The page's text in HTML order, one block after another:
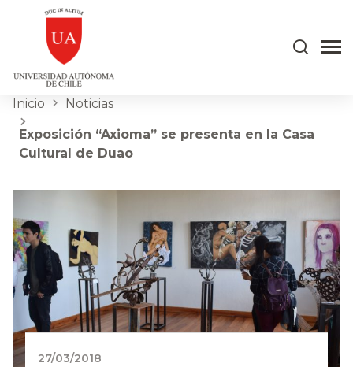
Inicio Noticias
Exposición “Axioma” se presenta en la Casa
Cultural de Duao
27/03/2018